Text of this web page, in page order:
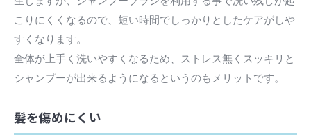
こりにくくなるので、短い時間でしっかりとしたケアがしや
すくなります。
全体が上手く洗いやすくなるため、ストレス無くスッキリと
シャンプーが出来るようになるというのもメリットです。
髪を傷めにくい